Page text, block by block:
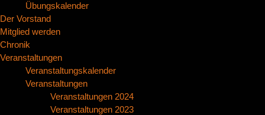
Übungskalender
Der Vorstand
Mitglied werden
Chronik
Veranstaltungen
Veranstaltungskalender
Veranstaltungen
Veranstaltungen 2024
Veranstaltungen 2023